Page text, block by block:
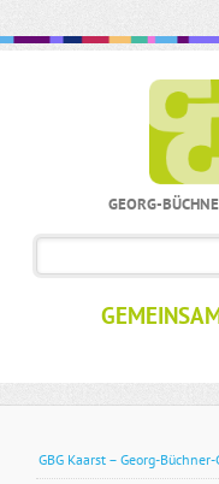
GEORG-
GBG Kaarst – Georg-